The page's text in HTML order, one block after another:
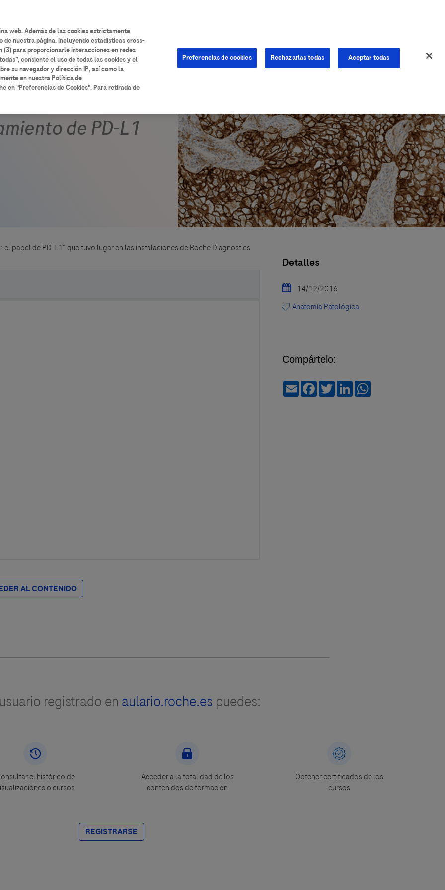
account
menu
de PD-L1
papel de PD-L1" que tuvo lugar en las instalaciones de Roche Diagnostics
AL CONTENIDO
Detalles
14/12/2016
Anatomía Patológica
Compártelo:
EmailFacebook
TwitterLinkedInWhatsApp
registrado en aulario.roche.es puedes:
el histórico de
o cursos
Acceder a la totalidad de los
contenidos de formación
Obtener certificados de los
cursos
REGISTRARSE
web. Además de las cookies estrictamente
de nuestra página, incluyendo estadísticas cross-
para proporcionarle interacciones en redes
consiente el uso de todas las cookies y el
su navegador y dirección IP, así como la
en nuestra Política de
en "Preferencias de Cookies". Para retirada de
Preferencias de cookies Rechazarlas todas Aceptar todas